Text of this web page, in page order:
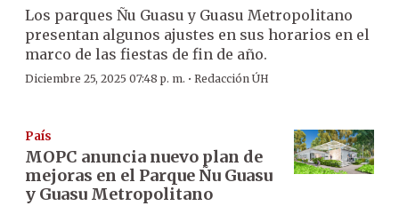
Los parques Ñu Guasu y Guasu Metropolitano
presentan algunos ajustes en sus horarios en el
marco de las fiestas de fin de año.
Diciembre 25, 2025 07:48 p. m. · Redacción ÚH
País
MOPC anuncia nuevo plan de
mejoras en el Parque Ñu Guasu
y Guasu Metropolitano